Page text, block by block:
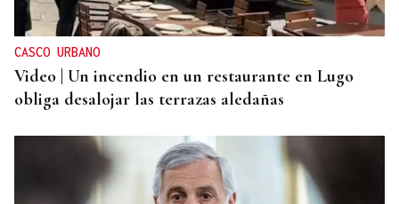
CASCO URBANO
Video | Un incendio en un restaurante en Lugo
obliga desalojar las terrazas aledañas